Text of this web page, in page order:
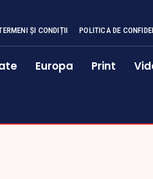
ȘI CONDIȚII POLITICA DE
Europa Print